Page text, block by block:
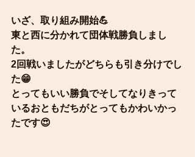
いざ、取り組み開始💪
東と西に分かれて団体戦勝負しまし
た。
2回戦いましたがどちらも引き分けでし
た😁
とってもいい勝負でそしてなりきって
いるおともだちがとってもかわいかっ
たです😍